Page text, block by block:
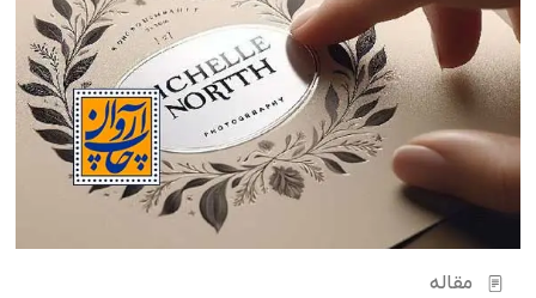
مقاله